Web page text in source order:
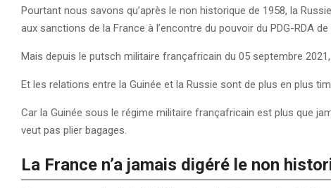
Pourtant nous savons qu’après le non historique de 1958, la
aux sanctions de la France à l’encontre du pouvoir du PDG-RDA
Mais depuis le putsch militaire françafricain du 05 septembre
Et les relations entre la Guinée et la Russie sont de plus en plus
Car la Guinée sous le régime militaire françafricain est plus que
veut pas plier bagages.
La France n’a jamais digéré le non